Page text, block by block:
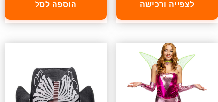
לצפייה ורכישה הוספה לסל